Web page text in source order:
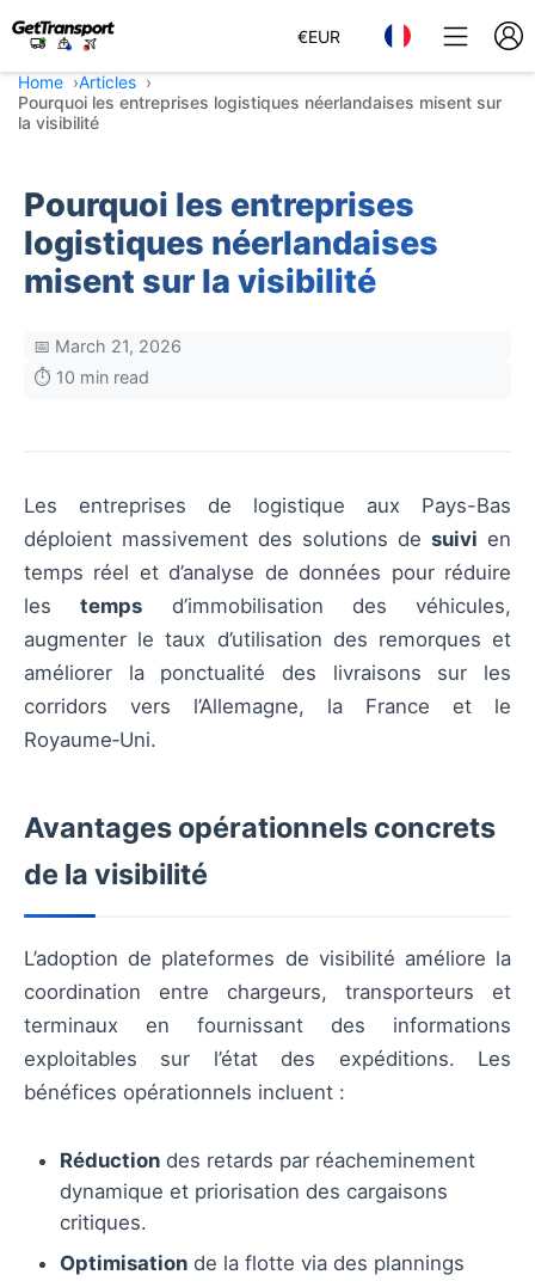
€EUR
Home
Articles
Pourquoi les entreprises logistiques néerlandaises misent sur
la visibilité
Pourquoi les entreprises
logistiques néerlandaises
misent sur la visibilité
📅 March 21, 2026
⏱️ 10 min read
Les entreprises de logistique aux Pays-Bas
déploient massivement des solutions de suivi en
temps réel et d’analyse de données pour réduire
lestemps d’immobilisation des véhicules,
augmenter le taux d’utilisation des remorques et
améliorer la ponctualité des livraisons sur les
corridors vers l’Allemagne, la France et le
Royaume‑Uni.
Avantages opérationnels concrets
de la visibilité
L’adoption de plateformes de visibilité améliore la
coordination entre chargeurs, transporteurs et
terminaux en fournissant des informations
exploitables sur l’état des expéditions. Les
bénéfices opérationnels incluent :
Réduction des retards par réacheminement
dynamique et priorisation des cargaisons
critiques.
Optimisation de la flotte via des plannings